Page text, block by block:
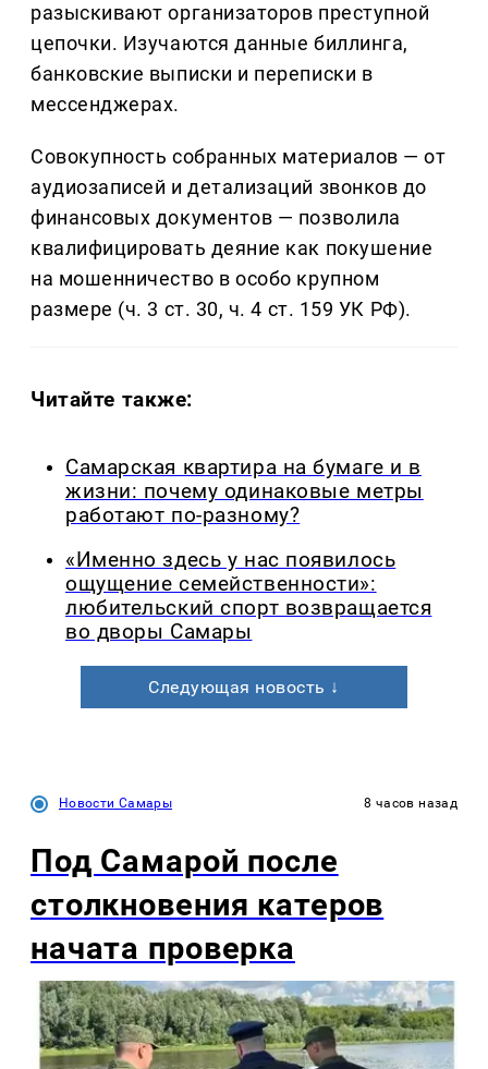
разыскивают организаторов преступной
цепочки. Изучаются данные биллинга,
банковские выписки и переписки в
мессенджерах.
Совокупность собранных материалов — от
аудиозаписей и детализаций звонков до
финансовых документов — позволила
квалифицировать деяние как покушение
на мошенничество в особо крупном
размере (ч. 3 ст. 30, ч. 4 ст. 159 УК РФ).
Читайте также:
Самарская квартира на бумаге и в
жизни: почему одинаковые метры
работают по-разному?
«Именно здесь у нас появилось
ощущение семейственности»:
любительский спорт возвращается
во дворы Самары
Следующая новость ↓
Новости Самары 8 часов назад
Под Самарой после
столкновения катеров
начата проверка